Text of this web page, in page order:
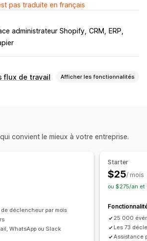
pas traduite en français
administrateur Shopify CRM
ERP
flux de travail Afficher les fonctionnalités
Traitement du retour
Flux de travail personnalisés
convient le mieux à votre entreprise.
déclencheur par mois
WhatsApp ou Slack
Starter
$25/ mois
ou $275/an et
25 000
Les 73
Assistance